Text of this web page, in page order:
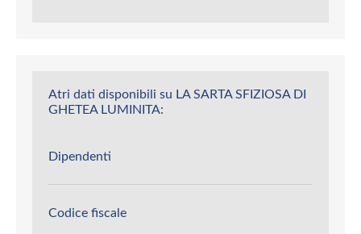
Atri dati disponibili su LA SARTA SFIZIOSA DI
GHETEA LUMINITA:
Dipendenti
Codice fiscale